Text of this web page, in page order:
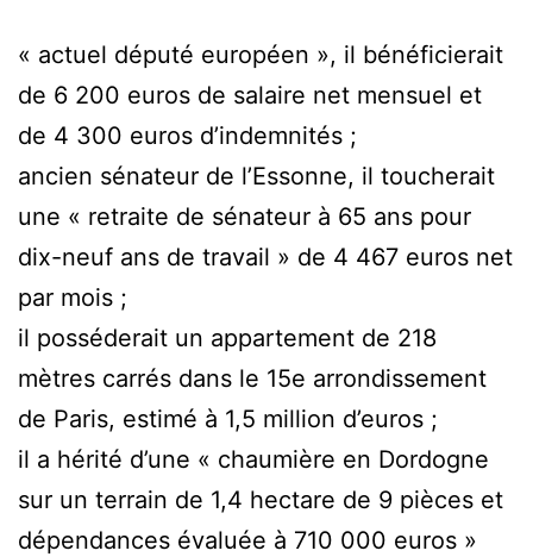
« actuel député européen », il bénéficierait
de 6 200 euros de salaire net mensuel et
de 4 300 euros d’indemnités ;
ancien sénateur de l’Essonne, il toucherait
une « retraite de sénateur à 65 ans pour
dix-neuf ans de travail » de 4 467 euros net
par mois ;
il posséderait un appartement de 218
mètres carrés dans le 15e arrondissement
de Paris, estimé à 1,5 million d’euros ;
il a hérité d’une « chaumière en Dordogne
sur un terrain de 1,4 hectare de 9 pièces et
dépendances évaluée à 710 000 euros »